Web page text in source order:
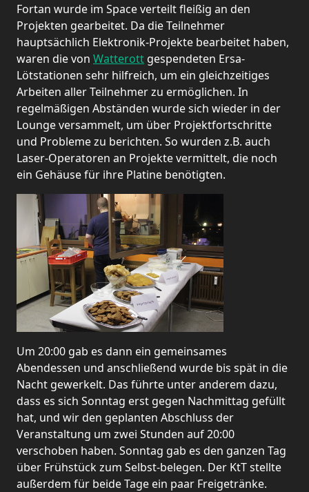
Fortan wurde im Space verteilt fleißig an den
Projekten gearbeitet. Da die Teilnehmer
hauptsächlich Elektronik-Projekte bearbeitet haben,
waren die von Watterott gespendeten Ersa-
Lötstationen sehr hilfreich, um ein gleichzeitiges
Arbeiten aller Teilnehmer zu ermöglichen. In
regelmäßigen Abständen wurde sich wieder in der
Lounge versammelt, um über Projektfortschritte
und Probleme zu berichten. So wurden z.B. auch
Laser-Operatoren an Projekte vermittelt, die noch
ein Gehäuse für ihre Platine benötigten.
Um 20:00 gab es dann ein gemeinsames
Abendessen und anschließend wurde bis spät in die
Nacht gewerkelt. Das führte unter anderem dazu,
dass es sich Sonntag erst gegen Nachmittag gefüllt
hat, und wir den geplanten Abschluss der
Veranstaltung um zwei Stunden auf 20:00
verschoben haben. Sonntag gab es den ganzen Tag
über Frühstück zum Selbst-belegen. Der KtT stellte
außerdem für beide Tage ein paar Freigetränke.